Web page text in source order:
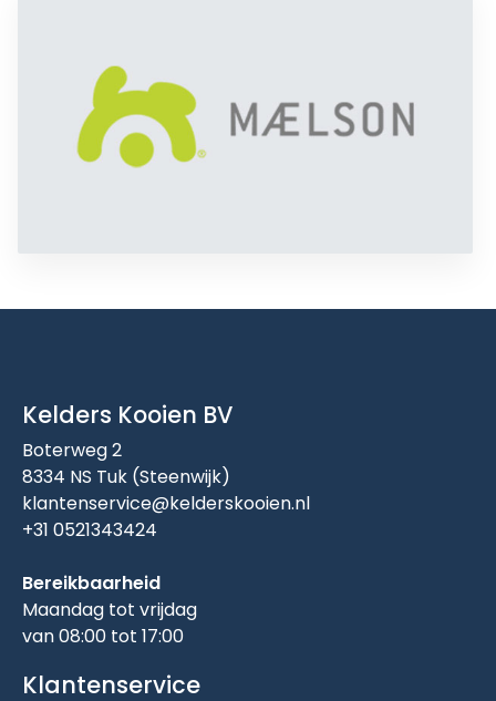
Kelders Kooien BV
Boterweg 2
8334 NS Tuk (Steenwijk)
klantenservice@kelderskooien.nl
+31 0521343424
Bereikbaarheid
Maandag tot vrijdag
van 08:00 tot 17:00
Klantenservice